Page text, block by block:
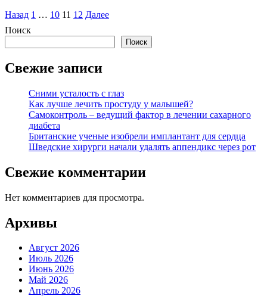
Пагинация
записей
Назад 1 … 10 11 12 Далее
Поиск
Поиск
Свежие записи
Сними усталость с глаз
Как лучше лечить простуду у малышей?
Самоконтроль – ведущий фактор в лечении сахарного
диабета
Британские ученые изобрели имплантант для сердца
Шведские хирурги начали удалять аппендикс через рот
Свежие комментарии
Нет комментариев для просмотра.
Архивы
Август 2026
Июль 2026
Июнь 2026
Май 2026
Апрель 2026